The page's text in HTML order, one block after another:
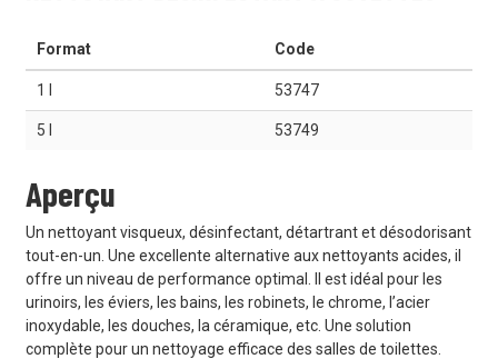
Format Code
1 l 53747
5 l 53749
Aperçu
Un nettoyant visqueux, désinfectant, détartrant et désodorisant
tout-en-un. Une excellente alternative aux nettoyants acides, il
offre un niveau de performance optimal. Il est idéal pour les
urinoirs, les éviers, les bains, les robinets, le chrome, l’acier
inoxydable, les douches, la céramique, etc. Une solution
complète pour un nettoyage efficace des salles de toilettes.